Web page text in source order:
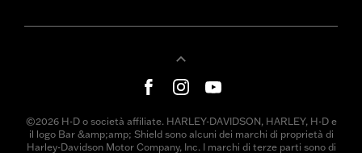
©2026 H-D o società affiliate. HARLEY-DAVIDSON, HARLEY, H-D e
il logo Bar &amp;amp; Shield sono alcuni dei marchi di proprietà di
Harley-Davidson Motor Company, Inc. I marchi di terze parti sono di